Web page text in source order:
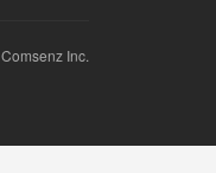
Comsenz Inc.